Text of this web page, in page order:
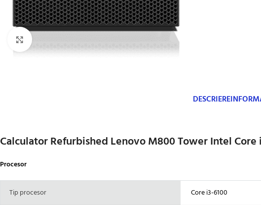
DESCRIERE
Calculator Refurbished Lenovo M800 Tower Intel Core
Procesor
Tip procesor Core i3-6100